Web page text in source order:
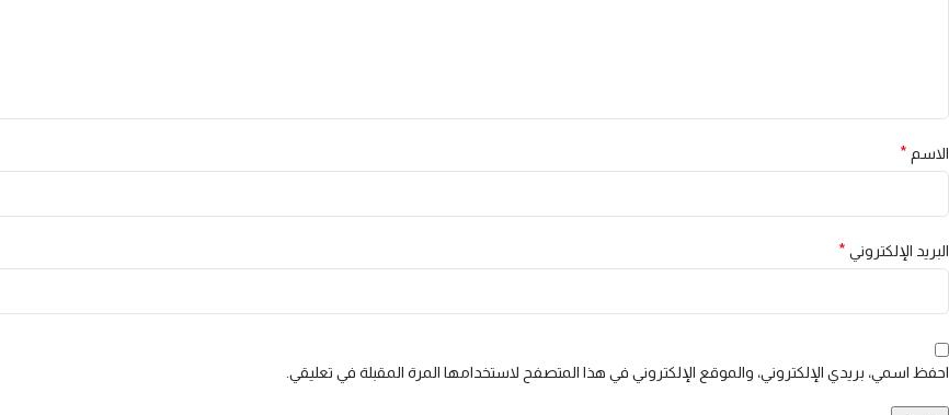
الاسم *
البريد الإلكتروني *
احفظ اسمي، بريدي الإلكتروني، والموقع الإلكتروني في هذا المتصفح لاستخدامها المرة المقبلة في تعليقي.